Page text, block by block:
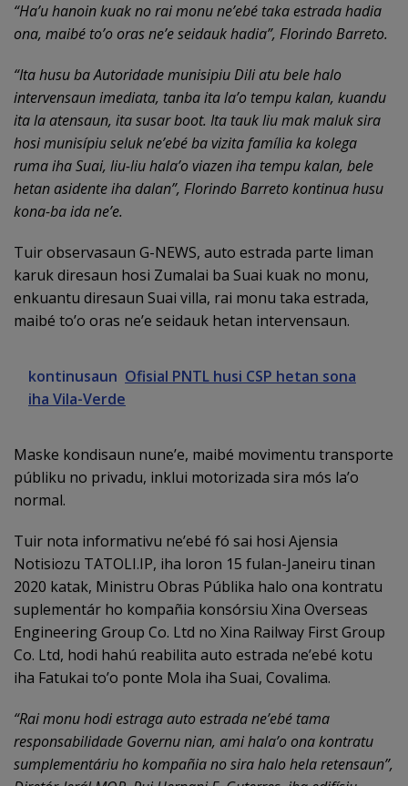
“Ha’u hanoin kuak no rai monu ne’ebé taka estrada hadia
ona, maibé to’o oras ne’e seidauk hadia”, Florindo Barreto.
“Ita husu ba Autoridade munisipiu Dili atu bele halo
intervensaun imediata, tanba ita la’o tempu kalan, kuandu
ita la atensaun, ita susar boot. Ita tauk liu mak maluk sira
hosi munisípiu seluk ne’ebé ba vizita família ka kolega
ruma iha Suai, liu-liu hala’o viazen iha tempu kalan, bele
hetan asidente iha dalan”, Florindo Barreto kontinua husu
kona-ba ida ne’e.
Tuir observasaun G-NEWS, auto estrada parte liman
karuk diresaun hosi Zumalai ba Suai kuak no monu,
enkuantu diresaun Suai villa, rai monu taka estrada,
maibé to’o oras ne’e seidauk hetan intervensaun.
kontinusaun Ofisial PNTL husi CSP hetan sona
iha Vila-Verde
Maske kondisaun nune’e, maibé movimentu transporte
públiku no privadu, inklui motorizada sira mós la’o
normal.
Tuir nota informativu ne’ebé fó sai hosi Ajensia
Notisiozu TATOLI.IP, iha loron 15 fulan-Janeiru tinan
2020 katak, Ministru Obras Públika halo ona kontratu
suplementár ho kompañia konsórsiu Xina Overseas
Engineering Group Co. Ltd no Xina Railway First Group
Co. Ltd, hodi hahú reabilita auto estrada ne’ebé kotu
iha Fatukai to’o ponte Mola iha Suai, Covalima.
“Rai monu hodi estraga auto estrada ne’ebé tama
responsabilidade Governu nian, ami hala’o ona kontratu
sumplementáriu ho kompañia no sira halo hela retensaun”,